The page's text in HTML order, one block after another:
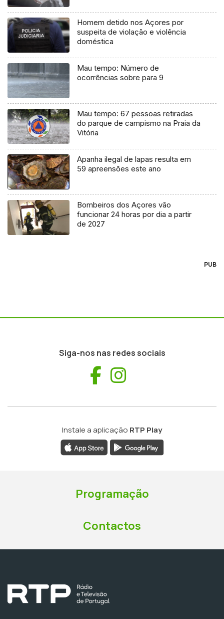
Homem detido nos Açores por
suspeita de violação e violência
doméstica
Mau tempo: Número de
ocorrências sobre para 9
Mau tempo: 67 pessoas retiradas
do parque de campismo na Praia da
Vitória
Apanha ilegal de lapas resulta em
59 apreensões este ano
Bombeiros dos Açores vão
funcionar 24 horas por dia a partir
de 2027
PUB
Siga-nos nas redes sociais
Facebook
Instale a aplicação RTP Play
Programação
Contactos